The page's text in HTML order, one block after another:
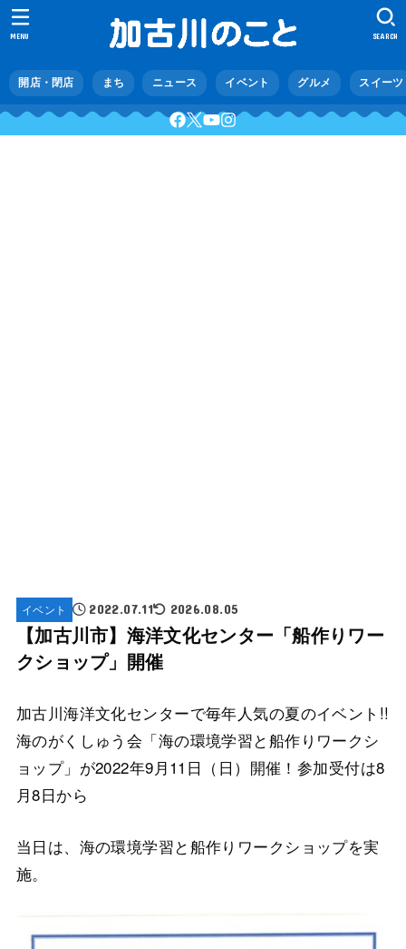
開店・閉店 まち ニュース イベント グルメ スイーツ
SEARCH
MENU
イベント 2022.07.11 2026.08.05
【加古川市】海洋文化センター「船作りワー
クショップ」開催
加古川海洋文化センターで毎年人気の夏のイベント!!
海のがくしゅう会「海の環境学習と船作りワークシ
ョップ」が2022年9月11日（日）開催！参加受付は8
月8日から
当日は、海の環境学習と船作りワークショップを実
施。